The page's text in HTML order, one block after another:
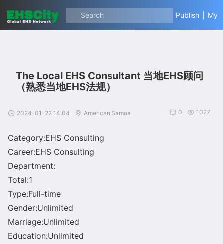
Search Publish My
The Local EHS Consultant 当地EHS顾问
（熟悉当地EHS法规）
2024-01-22 14:04 American Samoa 1027
0
Category:EHS Consulting
Career:EHS Consulting
Department:
Total:1
Type:Full-time
Gender:Unlimited
Marriage:Unlimited
Education:Unlimited